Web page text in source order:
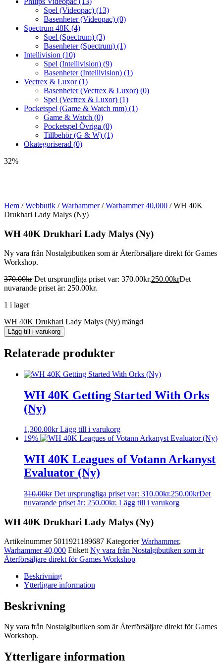
Spel (Videopac) (13)
Basenheter (Videopac) (0)
Spectrum 48K (4)
Spel (Spectrum) (3)
Basenheter (Spectrum) (1)
Intellivision (10)
Spel (Intellivision) (9)
Basenheter (Intellivision) (1)
Vectrex & Luxor(1)
Basenheter (Vectrex & Luxor) (0)
Spel (Vectrex & Luxor) (1)
Pocketspel (Game & Watch mm) (1)
Game & Watch (0)
Pocketspel Övriga (0)
Tillbehör (G & W) (1)
Okategoriserad (0)
32%
Hem /Webbutik /Warhammer/Warhammer 40,000 / WH 40K
Drukhari Lady Malys (Ny)
WH 40K Drukhari Lady Malys (Ny)
Ny vara från Nostalgibutiken som är Återförsäljare direkt för Games
Workshop.
370.00kr Det ursprungliga priset var: 370.00kr.250.00krDet
nuvarande priset är: 250.00kr.
1 i lager
WH 40K Drukhari Lady Malys (Ny) mängd
Lägg till i varukorg
Relaterade produkter
WH 40K Getting Started With Orks
(Ny)
1,300.00kr Lägg till i varukorg
19%
WH 40K Leagues of Votann Arkanyst
Evaluator (Ny)
310.00kr Det ursprungliga priset var: 310.00kr.250.00krDet
nuvarande priset är: 250.00kr. Lägg till i varukorg
WH 40K Drukhari Lady Malys (Ny)
Artikelnummer 5011921189687 Kategorier Warhammer,
Warhammer 40,000 Etikett Ny vara från Nostalgibutiken som är
Återförsäljare direkt för Games Workshop
Beskrivning
Ytterligare information
Beskrivning
Ny vara från Nostalgibutiken som är Återförsäljare direkt för Games
Workshop.
Ytterligare information